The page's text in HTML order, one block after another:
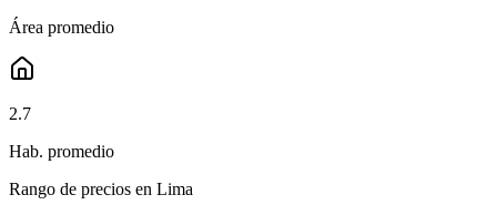
Área promedio
2.7
Hab. promedio
Rango de precios en Lima